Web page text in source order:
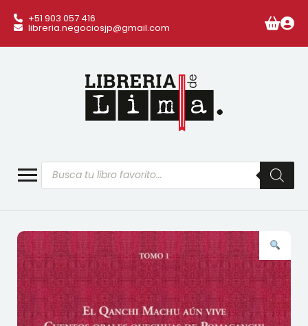
+51 903 057 416
libreria.negociosjp@gmail.com
Búsqueda
de
productos